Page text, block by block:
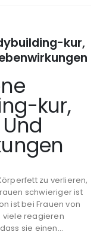
kur,
kur,
zu verlieren,
schwieriger ist
ist bei Frauen von
viele reagieren
sie einen...